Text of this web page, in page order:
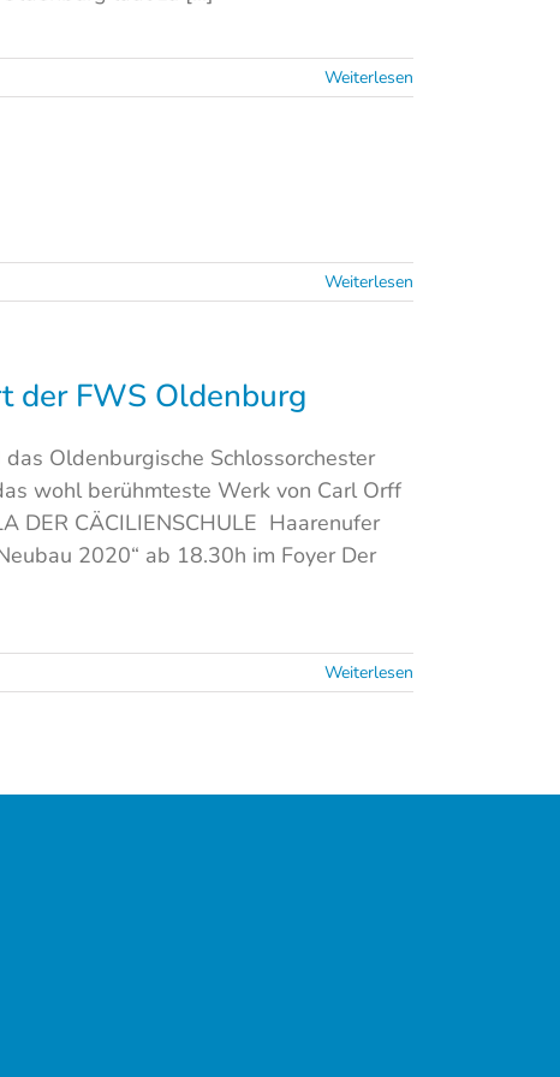
Weiterlesen
Weiterlesen
der FWS Oldenburg
Oldenburgische Schlossorchester
wohl berühmteste Werk von Carl Orff
DER CÄCILIENSCHULE Haarenufer
2020“ ab 18.30h im Foyer Der
Weiterlesen